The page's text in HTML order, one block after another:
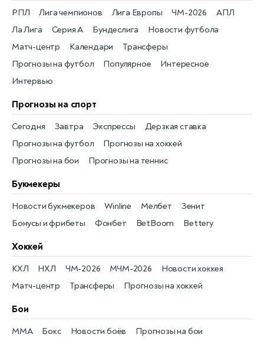
Новости футбола
РПЛ
Матч-центр
Лига чемпионов
Календари
Лига Европы
Трансферы
ЧМ-2026
Прогнозы на футбол
АПЛ
Популярное
Ла Лига
Интересное
Серия А
Интервью
Бундеслига
Прогнозы на спорт
Прогнозы на футбол
Сегодня
Прогнозы на хоккей
Завтра
Прогнозы на бои
Экспрессы
Прогнозы на теннис
Дерзкая ставка
Букмекеры
Бонусы и фрибеты
Новости букмекеров
Фонбет
Winline
BetBoom
Мелбет
Bettery
Зенит
Хоккей
Новости хоккея
КХЛ
Матч-центр
НХЛ
Трансферы
ЧМ-2026
Прогнозы на хоккей
МЧМ-2026
Бои
Новости боёв
MMA Прогнозы на бои
Бокс